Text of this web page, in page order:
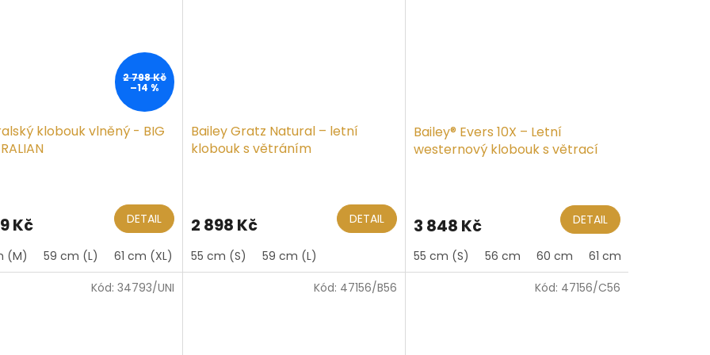
2 798 Kč
–14 %
klobouk vlněný - BIG
Kč DETAIL
(M) 59 cm (L) 61 cm (XL)
Bailey Gratz Natural – letní
klobouk s větráním
2 898 Kč DETAIL
55 cm (S) 59 cm (L)
Bailey® Evers 10X – Letní
westernový klobouk s větrací
3 848 Kč DETAIL
55 cm (S) 56 cm 60 cm 61 cm (XL)
Kód: 34793/UNI Kód: 47156/B56 Kód: 47156/C56